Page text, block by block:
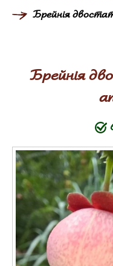
Брейнія
Брейнія